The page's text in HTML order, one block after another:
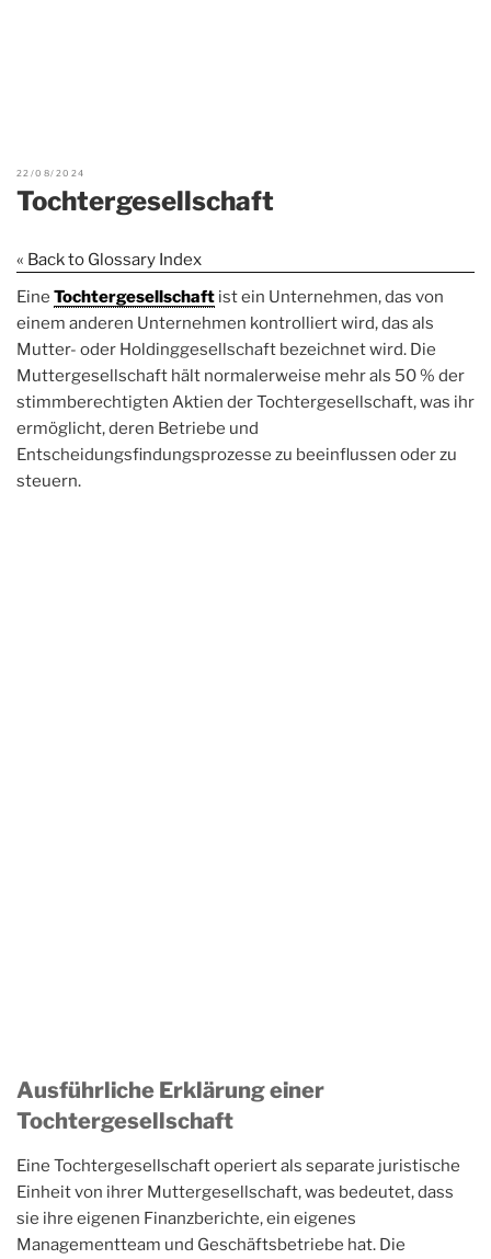
22/08/2024
Tochtergesellschaft
« Back to Glossary Index
Eine Tochtergesellschaft ist ein Unternehmen, das von
einem anderen Unternehmen kontrolliert wird, das als
Mutter- oder Holdinggesellschaft bezeichnet wird. Die
Muttergesellschaft hält normalerweise mehr als 50 % der
stimmberechtigten Aktien der Tochtergesellschaft, was ihr
ermöglicht, deren Betriebe und
Entscheidungsfindungsprozesse zu beeinflussen oder zu
steuern.
Ausführliche Erklärung einer
Tochtergesellschaft
Eine Tochtergesellschaft operiert als separate juristische
Einheit von ihrer Muttergesellschaft, was bedeutet, dass
sie ihre eigenen Finanzberichte, ein eigenes
Managementteam und Geschäftsbetriebe hat. Die